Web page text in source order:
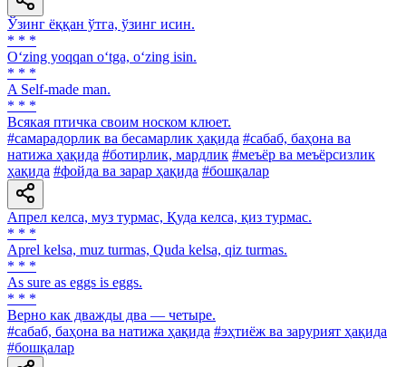
Ўзинг ёққан ўтга, ўзинг исин.
* * *
O‘zing yoqqan o‘tga, o‘zing isin.
* * *
A Self-made man.
* * *
Всякая птичка своим носком клюет.
#самарадорлик ва бесамарлик ҳақида #сабаб, баҳона ва
натижа ҳақида #ботирлик, мардлик #меъёр ва меъёрсизлик
ҳақида #фойда ва зарар ҳақида #бошқалар
Апрел келса, муз турмас, Қуда келса, қиз турмас.
* * *
Aprel kelsa, muz turmas, Quda kelsa, qiz turmas.
* * *
As sure as eggs is eggs.
* * *
Верно как дважды два — четыре.
#сабаб, баҳона ва натижа ҳақида #эҳтиёж ва зарурият ҳақида
#бошқалар